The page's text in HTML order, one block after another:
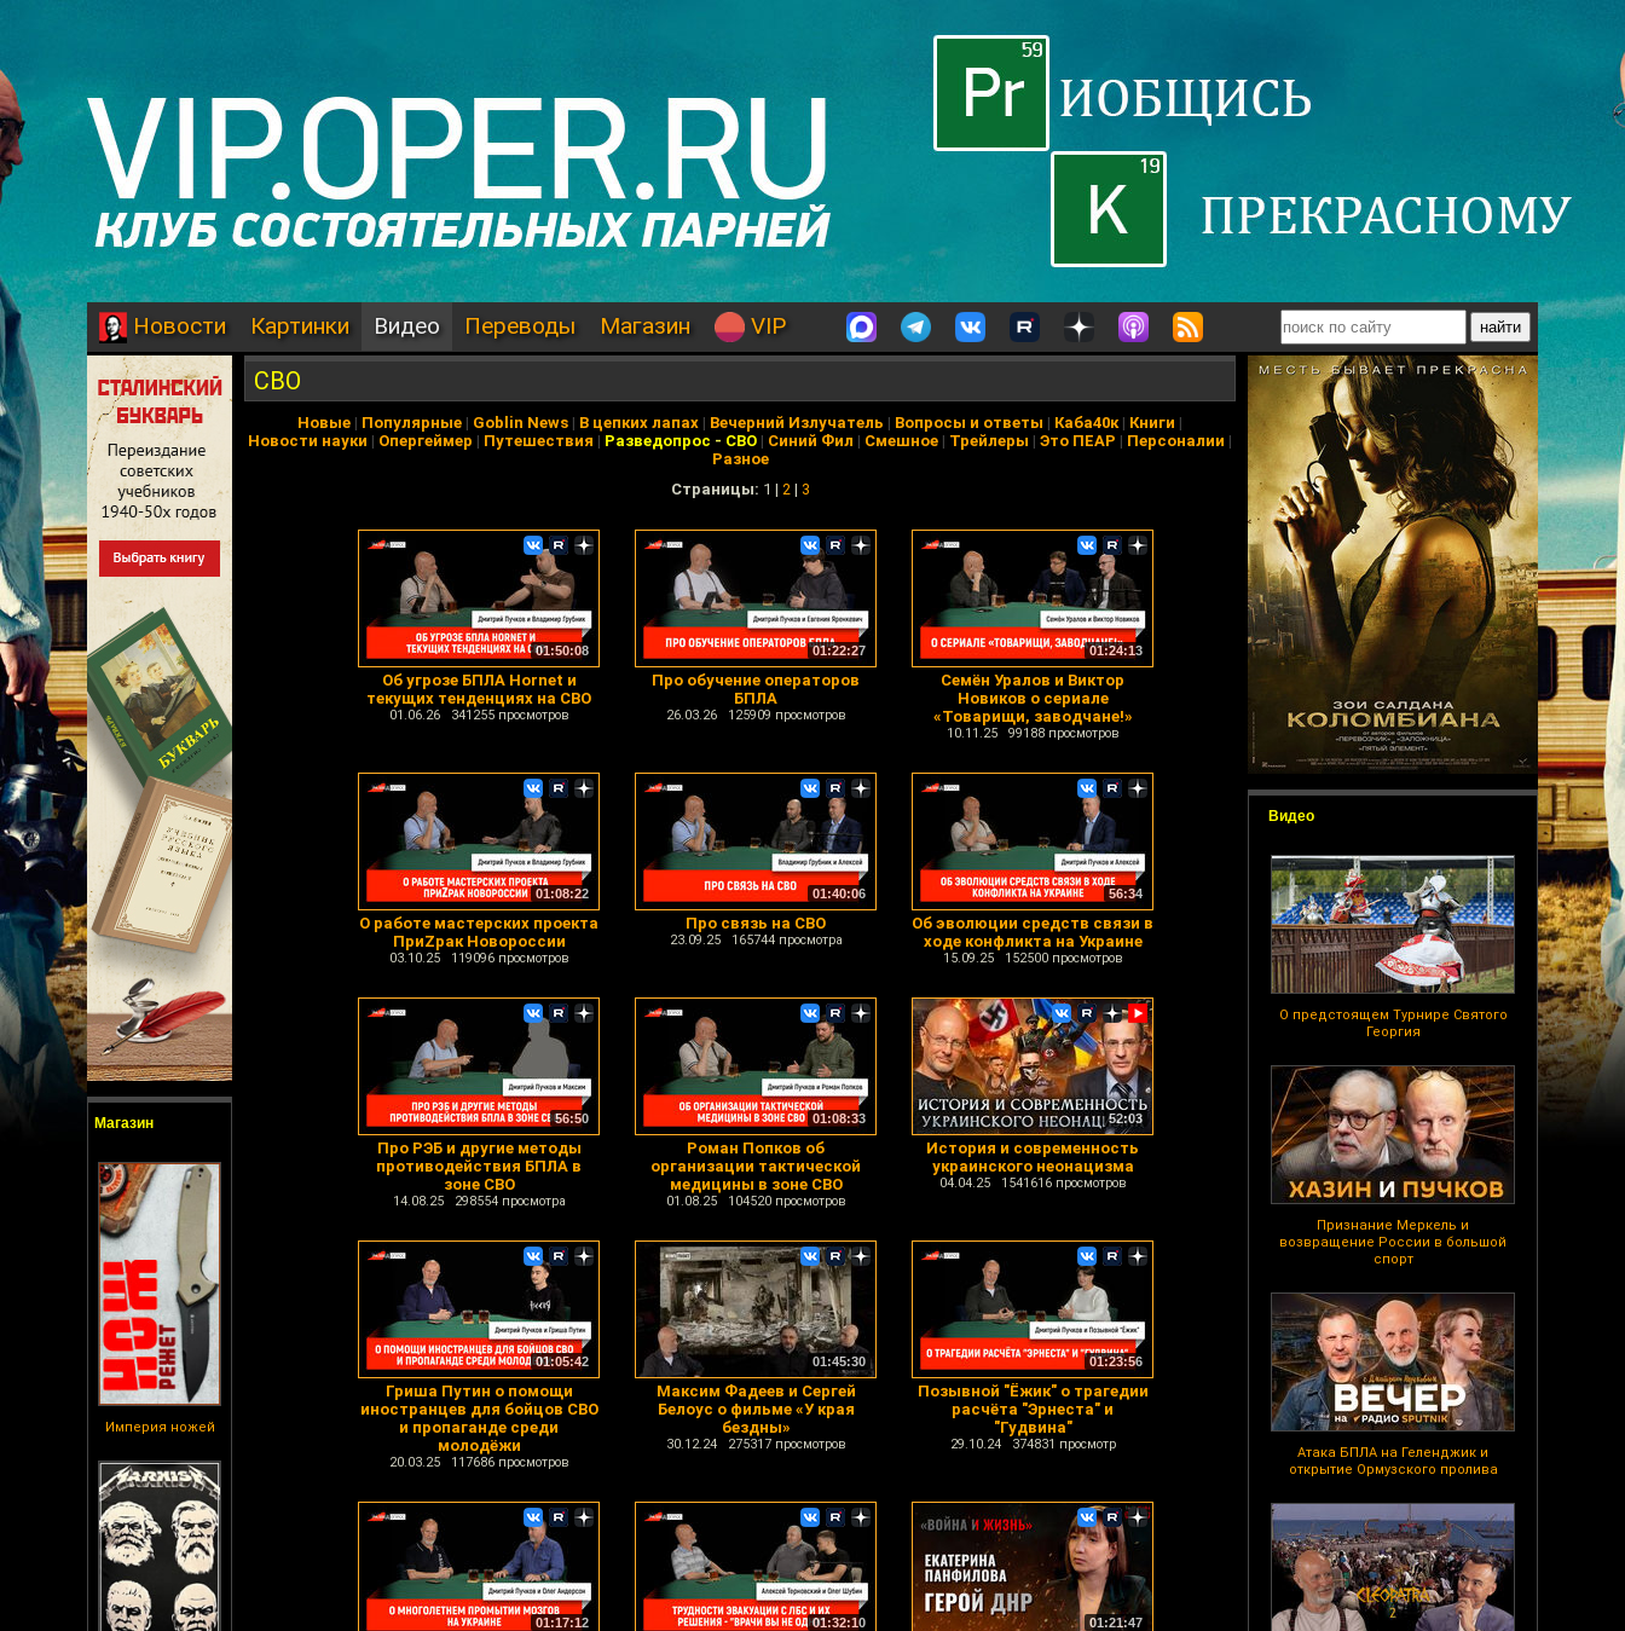
Новости Картинки Видео Переводы Магазин VIP
Магазин
Империя ножей
Видео
О предстоящем Турнире Святого
Георгия
Признание Меркель и
возвращение России в большой
спорт
Атака БПЛА на Геленджик и
открытие Ормузского пролива
СВО
Новые | Популярные | Goblin News | В цепких лапах | Вечерний Излучатель | Вопросы и ответы | Каба40к| Книги |
Новости науки | Опергеймер | Путешествия | Разведопрос - СВО | Синий Фил | Смешное | Трейлеры | Это ПЕАР | Персоналии |
Разное
Cтраницы: 1 | 2| 3
01:50:08
Об угрозе БПЛА Hornet и
текущих тенденциях на СВО
01.06.26 341255 просмотров
01:22:27
Про обучение операторов
БПЛА
26.03.26 125909 просмотров
01:24:13
Семён Уралов и Виктор
Новиков о сериале
«Товарищи, заводчане!»
10.11.25 99188 просмотров
01:08:22
О работе мастерских проекта
ПриZрак Новороссии
03.10.25 119096 просмотров
01:40:06
Про связь на СВО
23.09.25 165744 просмотра
56:34
Об эволюции средств связи в
ходе конфликта на Украине
15.09.25 152500 просмотров
56:50
Про РЭБ и другие методы
противодействия БПЛА в
зоне СВО
14.08.25 298554 просмотра
01:08:33
Роман Попков об
организации тактической
медицины в зоне СВО
01.08.25 104520 просмотров
52:03
История и современность
украинского неонацизма
04.04.25 1541616 просмотров
01:05:42
Гриша Путин о помощи
иностранцев для бойцов СВО
и пропаганде среди
молодёжи
20.03.25 117686 просмотров
01:45:30
Максим Фадеев и Сергей
Белоус о фильме «У края
бездны»
30.12.24 275317 просмотров
01:23:56
Позывной "Ёжик" о трагедии
расчёта "Эрнеста" и
"Гудвина"
29.10.24 374831 просмотр
01:17:12 01:32:10 01:21:47